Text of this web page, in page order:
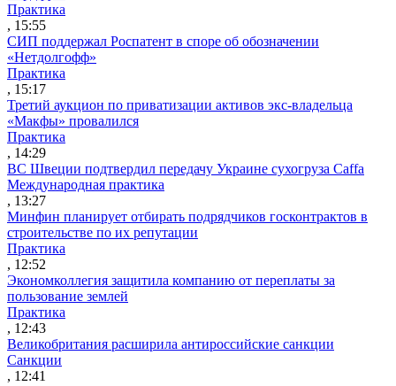
Практика
, 15:55
СИП поддержал Роспатент в споре об обозначении
«Нетдолгофф»
Практика
, 15:17
Третий аукцион по приватизации активов экс-владельца
«Макфы» провалился
Практика
, 14:29
ВС Швеции подтвердил передачу Украине сухогруза Caffa
Международная практика
, 13:27
Минфин планирует отбирать подрядчиков госконтрактов в
строительстве по их репутации
Практика
, 12:52
Экономколлегия защитила компанию от переплаты за
пользование землей
Практика
, 12:43
Великобритания расширила антироссийские санкции
Санкции
, 12:41